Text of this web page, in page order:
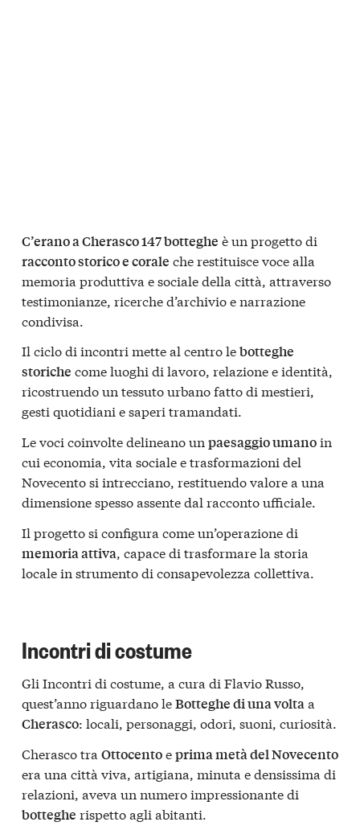
C’erano a Cherasco 147 botteghe è un progetto di
racconto storico e corale che restituisce voce alla
memoria produttiva e sociale della città, attraverso
testimonianze, ricerche d’archivio e narrazione
condivisa.
Il ciclo di incontri mette al centro lebotteghe
storiche come luoghi di lavoro, relazione e identità,
ricostruendo un tessuto urbano fatto di mestieri,
gesti quotidiani e saperi tramandati.
Le voci coinvolte delineano un paesaggio umanoin
cui economia, vita sociale e trasformazioni del
Novecento si intrecciano, restituendo valore a una
dimensione spesso assente dal racconto ufficiale.
Il progetto si configura come un’operazione di
memoria attiva, capace di trasformare la storia
locale in strumento di consapevolezza collettiva.
Incontri di costume
Gli Incontri di costume, a cura di Flavio Russo,
quest’anno riguardano leBotteghe di una voltaa
Cherasco: locali, personaggi, odori, suoni, curiosità.
Cherasco tra Ottocentoeprima metà del Novecento
era una città viva, artigiana, minuta e densissima di
relazioni, aveva un numero impressionante di
botteghe rispetto agli abitanti.